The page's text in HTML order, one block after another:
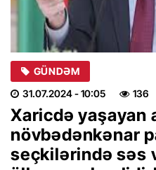
GÜNDƏM
31.07.2024- 10:05 136
Xaricdə yaşayan
növbədənkənar
seçkilərində səs